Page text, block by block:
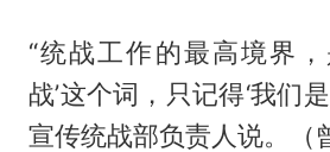
“统战工作的最高境界
战’这个词，只记得‘我们
宣传统战部负责人说。（